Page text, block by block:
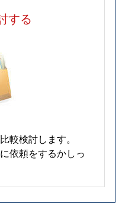
する
較検討します。
依頼をするかしっ